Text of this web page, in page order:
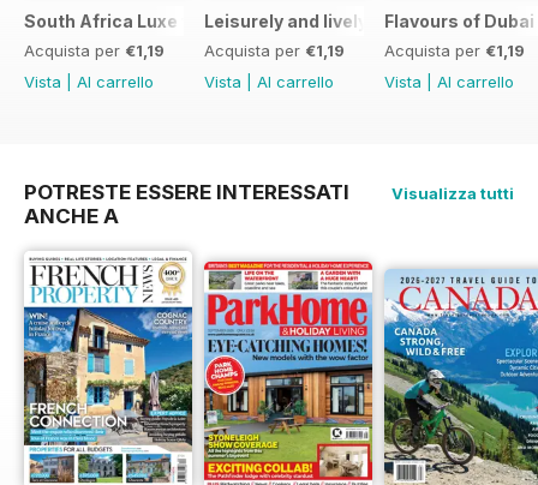
South Africa Luxe for Less
Acquista per €1,19
Vista
Al carrello
Leisurely and lively New Zealand
Acquista per €1,19
Vista
Al carrello
Flavours of Dubai
Acquista per €1,19
Vista
Al carrello
POTRESTE ESSERE INTERESSATI
ANCHE A
Visualizza tutti